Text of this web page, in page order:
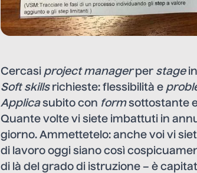
Cercasi project managerper stage
Soft skillsrichieste: flessibilità e
Applicasubito con formsottostante
Quante volte vi siete imbattuti in
giorno. Ammettetelo: anche voi vi
di lavoro oggi siano così
di là del grado di istruzione – è